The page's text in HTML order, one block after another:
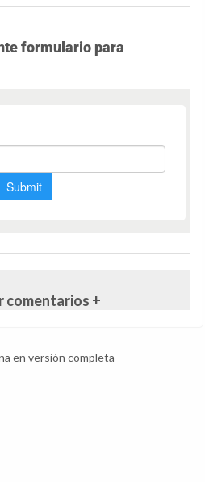
formulario para
comentarios +
en versión completa